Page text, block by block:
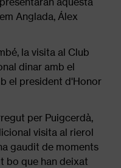
Anglada, Álex
la visita al Club
dinar amb el
el president d'Honor
per Puigcerdà,
visita al rierol
gaudit de moments
bo que han deixat